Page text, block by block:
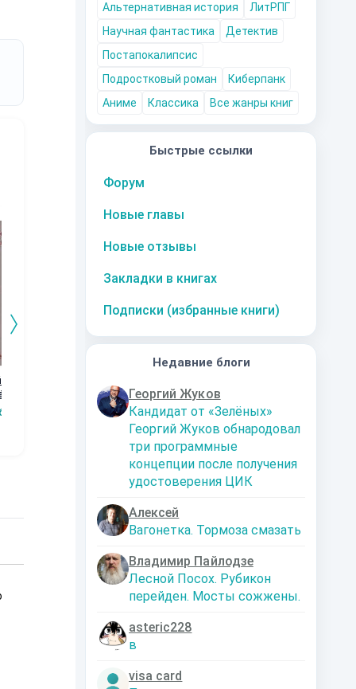
Альтернативная история
ЛитРПГ
Научная фантастика
Детектив
Постапокалипсис
Подростковый роман
Киберпанк
Аниме
Классика Все жанры книг
Быстрые ссылки
Форум
Новые главы
Новые отзывы
Закладки в книгах
Подписки (избранные книги)
Недавние блоги
Георгий Жуков
Кандидат от «Зелёных»
Георгий Жуков обнародовал
три программные
концепции после получения
удостоверения ЦИК
Алексей
Вагонетка. Тормоза смазать
Владимир Пайлодзе
Лесной Посох. Рубикон
перейден. Мосты сожжены.
asteric228
в
visa card
изумрудными
Ярошенко Евгений
10 за часть
будет свет!
Рино Рэйнс Мичуро